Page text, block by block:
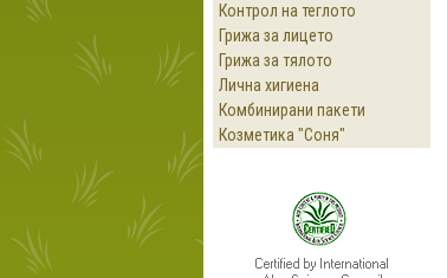
Контрол на теглото
Грижа за лицето
Грижа за тялото
Лична хигиена
Комбинирани пакети
Козметика "Соня"